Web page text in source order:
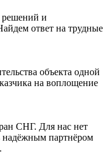
и
ответ на трудные
объекта одной
на воплощение
СНГ. Для нас нет
надёжным партнёром